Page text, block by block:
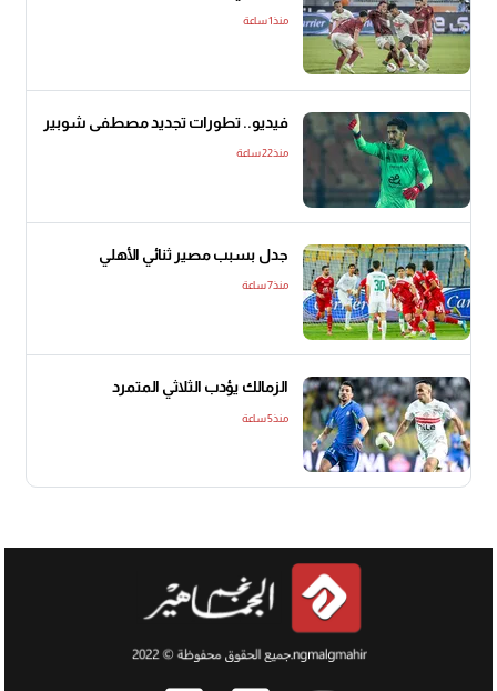
منذ1 ساعة
فيديو.. تطورات تجديد مصطفى شوبير
منذ22 ساعة
جدل بسبب مصير ثنائي الأهلي
منذ7 ساعة
الزمالك يؤدب الثلاثي المتمرد
منذ5 ساعة